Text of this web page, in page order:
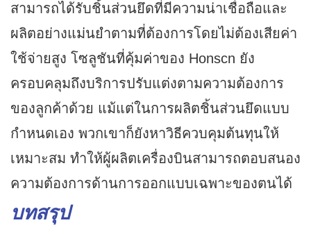
สามารถได้รับชิ้นส่วนยึดที่มีความน่าเชื่อถือและ
ผลิตอย่างแม่นยำตามที่ต้องการโดยไม่ต้องเสียค่า
ใช้จ่ายสูง โซลูชันที่คุ้มค่าของ Honscn ยัง
ครอบคลุมถึงบริการปรับแต่งตามความต้องการ
ของลูกค้าด้วย แม้แต่ในการผลิตชิ้นส่วนยึดแบบ
กำหนดเอง พวกเขาก็ยังหาวิธีควบคุมต้นทุนให้
เหมาะสม ทำให้ผู้ผลิตเครื่องบินสามารถตอบสนอง
ความต้องการด้านการออกแบบเฉพาะของตนได้
บทสรุป